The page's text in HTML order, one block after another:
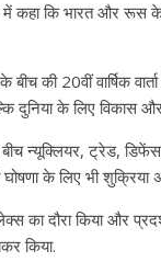
में कहा कि भारत और रूस
की 20वीं वार्षिक
दुनिया के लिए विकास
न्यूक्लियर, ट्रेड,
के लिए भी शुक्रिया
का दौरा किया और
किया.